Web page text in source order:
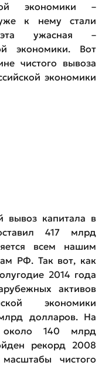
экономики –
к нему стали
ужасная –
экономики. Вот
чистого вывоза
экономики
вывоз капитала в
417 млрд
всем нашим
РФ. Так вот, как
2014 года
активов
экономики
долларов. На
около 140 млрд
рекорд 2008
чистого